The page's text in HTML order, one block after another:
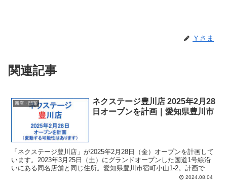
Ｙさま
関連記事
新店・開業
ネクステージ豊川店 2025年2月28
日オープンを計画｜愛知県豊川市
「ネクステージ豊川店」が2025年2月28日（金）オープンを計画して
います。2023年3月25日（土）にグランドオープンした国道1号線沿
いにある同名店舗と同じ住所。愛知県豊川市宿町小山1-2。計画で
は、店舗面積：4,648平方メートル、駐車場：4台、駐輪場：5台、営
2024.08.04